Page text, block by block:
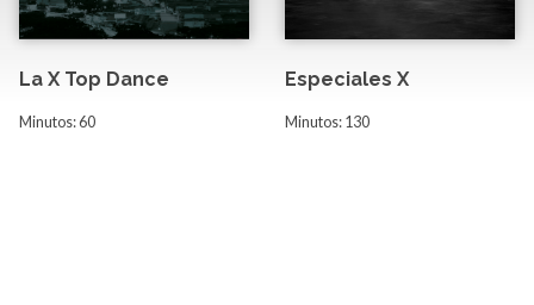
La X Top Dance
Minutos: 60
Especiales X
Minutos: 130